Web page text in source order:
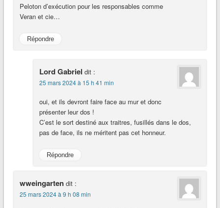
Peloton d’exécution pour les responsables comme
Veran et cie…
Répondre
Lord Gabriel dit :
25 mars 2024 à 15 h 41 min
oui, et ils devront faire face au mur et donc
présenter leur dos !
C’est le sort destiné aux traitres, fusillés dans le dos,
pas de face, ils ne méritent pas cet honneur.
Répondre
wweingarten dit :
25 mars 2024 à 9 h 08 min